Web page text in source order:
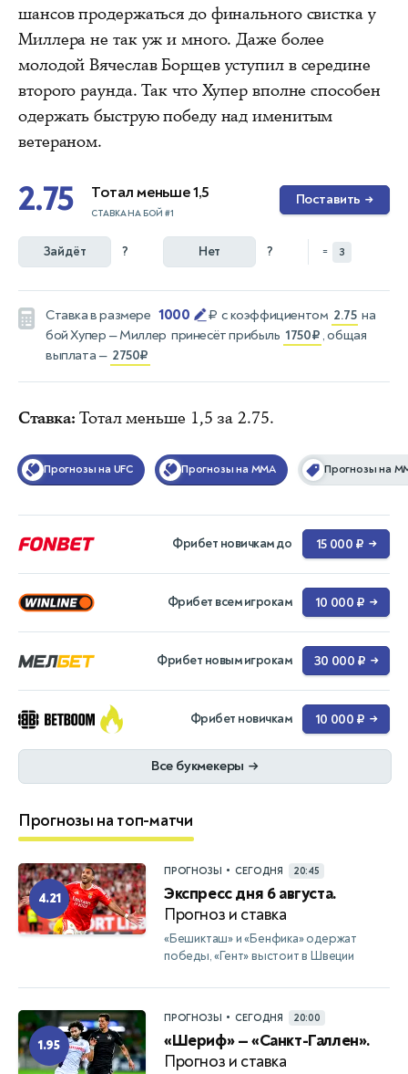
шансов продержаться до финального свистка у
Миллера не так уж и много. Даже более
молодой Вячеслав Борщев уступил в середине
второго раунда. Так что Хупер вполне способен
одержать быструю победу над именитым
ветераном.
2.75 Тотал меньше 1,5
СТАВКА НА БОЙ #1
Поставить →
Зайдёт ? Нет ? = 3
Ставка в размере 1000 ₽ с коэффициентом 2.75 на
бойХупер — Миллер принесёт прибыль 1750₽ , общая
выплата — 2750₽
Ставка: Тотал меньше 1,5 за 2.75.
Прогнозы на UFC Прогнозы на MMA Прогнозы на
Фрибет новичкам до 15 000 ₽ →
Фрибет всем игрокам 10 000 ₽ →
Фрибет новым игрокам 30 000 ₽ →
Фрибет новичкам 10 000 ₽ →
Все букмекеры →
Прогнозы на топ-матчи
4.21
ПРОГНОЗЫ • СЕГОДНЯ 20:45
Экспресс дня 6 августа.
Прогноз и ставка
«Бешикташ» и «Бенфика» одержат
победы, «Гент» выстоит в Швеции
1.95
ПРОГНОЗЫ • СЕГОДНЯ 20:00
«Шериф» — «Санкт-Галлен».
Прогноз и ставка